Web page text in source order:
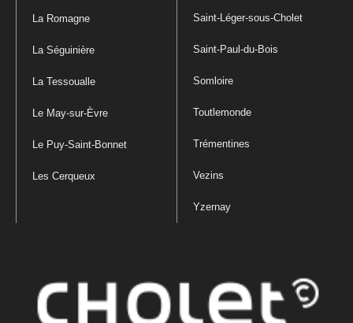
La Romagne
La Séguinière
La Tessoualle
Le May-sur-Èvre
Le Puy-Saint-Bonnet
Les Cerqueux
Saint-Léger-sous-Cholet
Saint-Paul-du-Bois
Somloire
Toutlemonde
Trémentines
Vezins
Yzernay